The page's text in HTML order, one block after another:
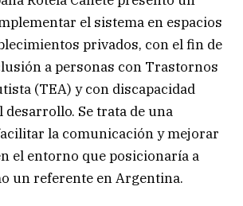
el sistema en espacios
privados, con el fin de
a personas con Trastornos
(TEA) y con discapacidad
desarrollo. Se trata de una
la comunicación y mejorar
el entorno que posicionaría a
un referente en Argentina.